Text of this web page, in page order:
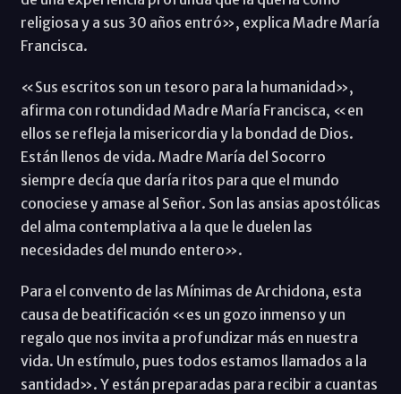
religiosa y a sus 30 años entró», explica Madre María
Francisca.
«Sus escritos son un tesoro para la humanidad»,
afirma con rotundidad Madre María Francisca, «en
ellos se refleja la misericordia y la bondad de Dios.
Están llenos de vida. Madre María del Socorro
siempre decía que daría ritos para que el mundo
conociese y amase al Señor. Son las ansias apostólicas
del alma contemplativa a la que le duelen las
necesidades del mundo entero».
Para el convento de las Mínimas de Archidona, esta
causa de beatificación «es un gozo inmenso y un
regalo que nos invita a profundizar más en nuestra
vida. Un estímulo, pues todos estamos llamados a la
santidad». Y están preparadas para recibir a cuantas